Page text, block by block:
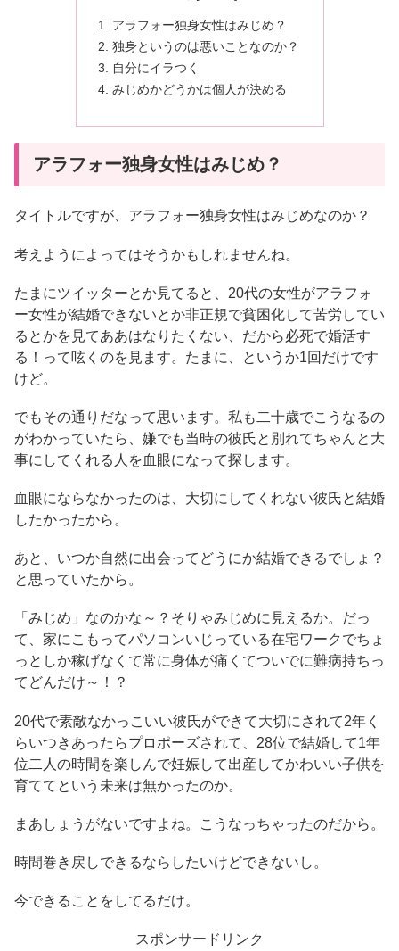
アラフォー独身女性はみじめ？
独身というのは悪いことなのか？
自分にイラつく
みじめかどうかは個人が決める
アラフォー独身女性はみじめ？
タイトルですが、アラフォー独身女性はみじめなのか？
考えようによってはそうかもしれませんね。
たまにツイッターとか見てると、20代の女性がアラフォ
ー女性が結婚できないとか非正規で貧困化して苦労してい
るとかを見てああはなりたくない、だから必死で婚活す
る！って呟くのを見ます。たまに、というか1回だけです
けど。
でもその通りだなって思います。私も二十歳でこうなるの
がわかっていたら、嫌でも当時の彼氏と別れてちゃんと大
事にしてくれる人を血眼になって探します。
血眼にならなかったのは、大切にしてくれない彼氏と結婚
したかったから。
あと、いつか自然に出会ってどうにか結婚できるでしょ？
と思っていたから。
「みじめ」なのかな～？そりゃみじめに見えるか。だっ
て、家にこもってパソコンいじっている在宅ワークでちょ
っとしか稼げなくて常に身体が痛くてついでに難病持ちっ
てどんだけ～！？
20代で素敵なかっこいい彼氏ができて大切にされて2年く
らいつきあったらプロポーズされて、28位で結婚して1年
位二人の時間を楽しんで妊娠して出産してかわいい子供を
育ててという未来は無かったのか。
まあしょうがないですよね。こうなっちゃったのだから。
時間巻き戻しできるならしたいけどできないし。
今できることをしてるだけ。
スポンサードリンク